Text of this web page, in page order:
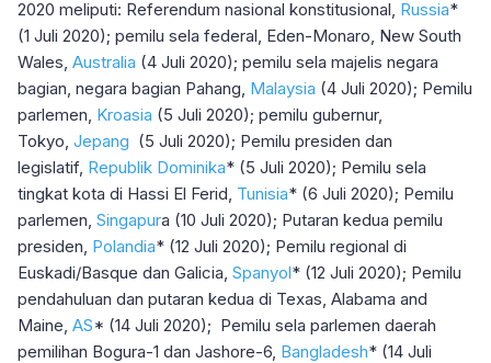
2020 meliputi: Referendum nasional konstitusional, Russia*
(1 Juli 2020); pemilu sela federal, Eden-Monaro, New South
Wales, Australia (4 Juli 2020); pemilu sela majelis negara
bagian, negara bagian Pahang, Malaysia (4 Juli 2020); Pemilu
parlemen, Kroasia (5 Juli 2020); pemilu gubernur,
Tokyo, Jepang (5 Juli 2020); Pemilu presiden dan
legislatif, Republik Dominika* (5 Juli 2020); Pemilu sela
tingkat kota di Hassi El Ferid, Tunisia* (6 Juli 2020); Pemilu
parlemen, Singapura (10 Juli 2020); Putaran kedua pemilu
presiden, Polandia* (12 Juli 2020); Pemilu regional di
Euskadi/Basque dan Galicia, Spanyol* (12 Juli 2020); Pemilu
pendahuluan dan putaran kedua di Texas, Alabama and
Maine, AS* (14 Juli 2020); Pemilu sela parlemen daerah
pemilihan Bogura-1 dan Jashore-6, Bangladesh* (14 Juli